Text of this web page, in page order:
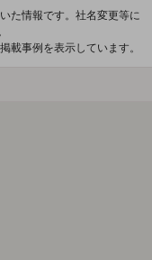
た情報です。社名変更等に
載事例を表示しています。